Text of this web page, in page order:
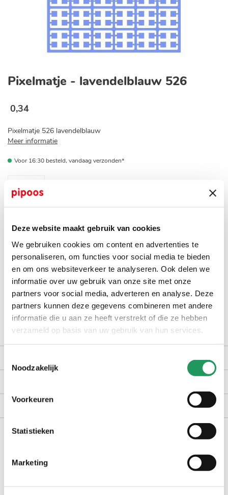
Deze website maakt gebruik van cookies
We gebruiken cookies om content en advertenties te
personaliseren, om functies voor social media te bieden
en om ons websiteverkeer te analyseren. Ook delen we
informatie over uw gebruik van onze site met onze
partners voor social media, adverteren en analyse. Deze
partners kunnen deze gegevens combineren met andere
informatie die u aan ze heeft verstrekt of die ze hebben
verzameld op basis van uw gebruik van hun services.
Noodzakelijk
Voorkeuren
Statistieken
Marketing
het
de
gallerij
Pixelmatje - lavendelblauw 526
0,34
Pixelmatje 526 lavendelblauw
Meer informatie
Voor 16:30 besteld, vandaag verzonden*
Op voorraad bij jouw pipoos winkel?
check winkelvoorraad
op werkdagen voor 16:30 uur besteld, dezelfde dag verzonden
gratis bezorging vanaf €40,-
achteraf betalen met Billink
100 dagen gratis retour in NL en BE
bezorgen en retourneren